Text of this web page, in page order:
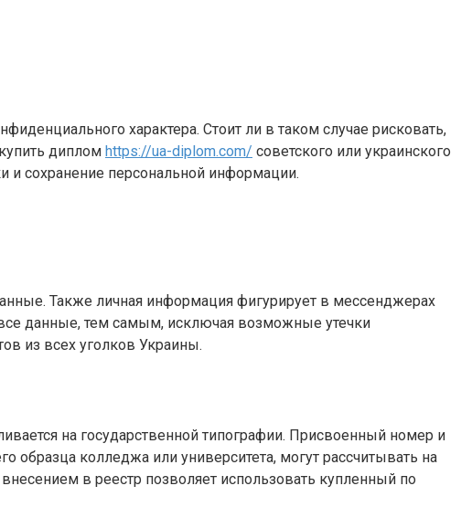
характера. Стоит ли в таком случае рисковать,
диплом https://ua-diplom.com/ советского или украинского
и сохранение персональной информации.
Также личная информация фигурирует в мессенджерах
данные, тем самым, исключая возможные утечки
из всех уголков Украины.
на государственной типографии. Присвоенный номер и
колледжа или университета, могут рассчитывать на
в реестр позволяет использовать купленный по